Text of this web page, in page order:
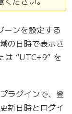
ンを設定する
の日時で表示さ
は “UTC+9” を
ラグインで、登
新日時とログイ